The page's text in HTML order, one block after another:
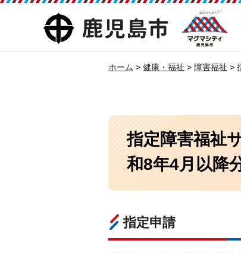
鹿児島市
マグマシティ
鹿児島市
ホーム > 健康・福祉 > 障害福祉 >
指定障害福祉
和8年4月以降
指定申請